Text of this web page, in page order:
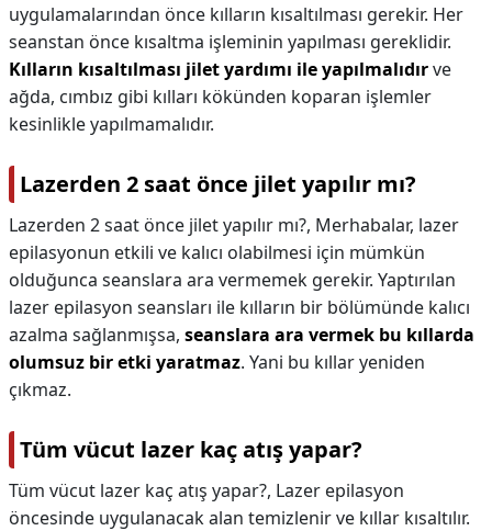
uygulamalarından önce kılların kısaltılması gerekir. Her
seanstan önce kısaltma işleminin yapılması gereklidir.
Kılların kısaltılması jilet yardımı ile yapılmalıdırve
ağda, cımbız gibi kılları kökünden koparan işlemler
kesinlikle yapılmamalıdır.
Lazerden 2 saat önce jilet yapılır mı?
Lazerden 2 saat önce jilet yapılır mı?, Merhabalar, lazer
epilasyonun etkili ve kalıcı olabilmesi için mümkün
olduğunca seanslara ara vermemek gerekir. Yaptırılan
lazer epilasyon seansları ile kılların bir bölümünde kalıcı
azalma sağlanmışsa, seanslara ara vermek bu kıllarda
olumsuz bir etki yaratmaz. Yani bu kıllar yeniden
çıkmaz.
Tüm vücut lazer kaç atış yapar?
Tüm vücut lazer kaç atış yapar?, Lazer epilasyon
öncesinde uygulanacak alan temizlenir ve kıllar kısaltılır.